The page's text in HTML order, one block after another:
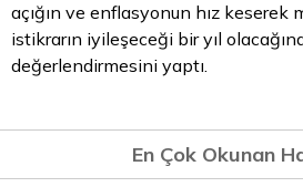
açığın ve enflasyonun hız keserek
istikrarın iyileşeceği bir yıl
değerlendirmesini yaptı.
En Çok Okunan